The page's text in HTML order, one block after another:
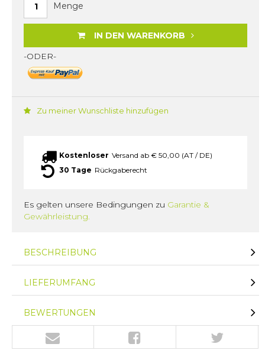
Menge
IN DEN WARENKORB
-ODER-
Zu meiner Wunschliste hinzufügen
Kostenloser Versand ab € 50,00 (AT / DE)
30 Tage Rückgaberecht
Es gelten unsere Bedingungen zu Garantie &
Gewährleistung.
BESCHREIBUNG
LIEFERUMFANG
BEWERTUNGEN